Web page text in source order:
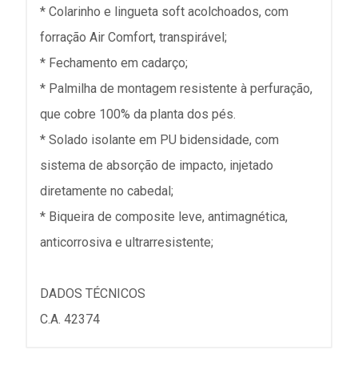
* Colarinho e lingueta soft acolchoados, com
forração Air Comfort, transpirável;
* Fechamento em cadarço;
* Palmilha de montagem resistente à perfuração,
que cobre 100% da planta dos pés.
* Solado isolante em PU bidensidade, com
sistema de absorção de impacto, injetado
diretamente no cabedal;
* Biqueira de composite leve, antimagnética,
anticorrosiva e ultrarresistente;
DADOS TÉCNICOS
C.A. 42374